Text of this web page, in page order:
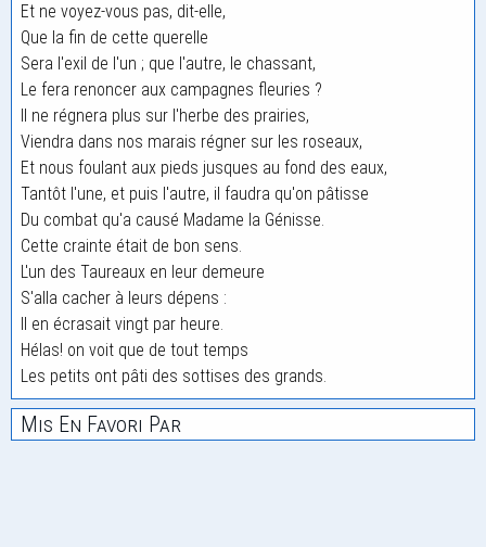
Et ne voyez-vous pas, dit-elle,
Que la fin de cette querelle
Sera l'exil de l'un ; que l'autre, le chassant,
Le fera renoncer aux campagnes fleuries ?
Il ne régnera plus sur l'herbe des prairies,
Viendra dans nos marais régner sur les roseaux,
Et nous foulant aux pieds jusques au fond des eaux,
Tantôt l'une, et puis l'autre, il faudra qu'on pâtisse
Du combat qu'a causé Madame la Génisse.
Cette crainte était de bon sens.
L'un des Taureaux en leur demeure
S'alla cacher à leurs dépens :
Il en écrasait vingt par heure.
Hélas! on voit que de tout temps
Les petits ont pâti des sottises des grands.
Mis En Favori Par